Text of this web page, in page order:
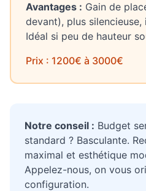
Avantages : Gain de
devant), plus
Idéal si peu de hauteur
Prix : 1200€ à 3000€
Notre conseil : Budget
standard ? Basculante.
maximal et esthétique
Appelez-nous, on vous
configuration.